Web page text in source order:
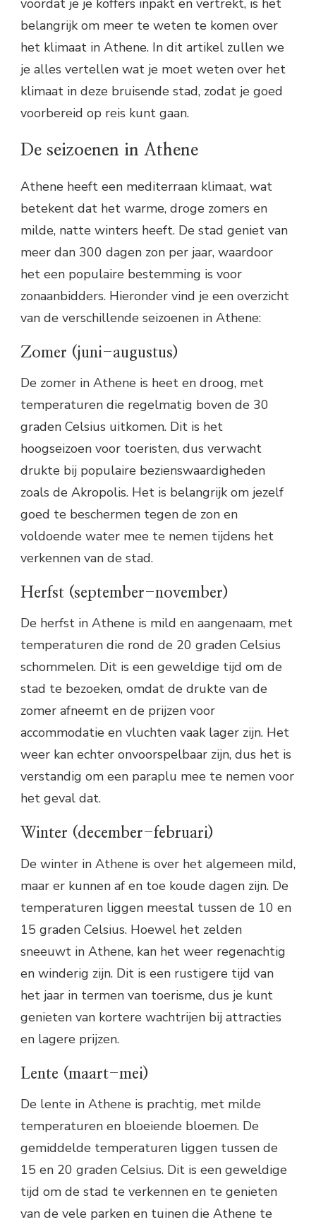
voordat je je koffers inpakt en vertrekt, is het
belangrijk om meer te weten te komen over
het klimaat in Athene. In dit artikel zullen we
je alles vertellen wat je moet weten over het
klimaat in deze bruisende stad, zodat je goed
voorbereid op reis kunt gaan.
De seizoenen in Athene
Athene heeft een mediterraan klimaat, wat
betekent dat het warme, droge zomers en
milde, natte winters heeft. De stad geniet van
meer dan 300 dagen zon per jaar, waardoor
het een populaire bestemming is voor
zonaanbidders. Hieronder vind je een overzicht
van de verschillende seizoenen in Athene:
Zomer (juni-augustus)
De zomer in Athene is heet en droog, met
temperaturen die regelmatig boven de 30
graden Celsius uitkomen. Dit is het
hoogseizoen voor toeristen, dus verwacht
drukte bij populaire bezienswaardigheden
zoals de Akropolis. Het is belangrijk om jezelf
goed te beschermen tegen de zon en
voldoende water mee te nemen tijdens het
verkennen van de stad.
Herfst (september-november)
De herfst in Athene is mild en aangenaam, met
temperaturen die rond de 20 graden Celsius
schommelen. Dit is een geweldige tijd om de
stad te bezoeken, omdat de drukte van de
zomer afneemt en de prijzen voor
accommodatie en vluchten vaak lager zijn. Het
weer kan echter onvoorspelbaar zijn, dus het is
verstandig om een paraplu mee te nemen voor
het geval dat.
Winter (december-februari)
De winter in Athene is over het algemeen mild,
maar er kunnen af en toe koude dagen zijn. De
temperaturen liggen meestal tussen de 10 en
15 graden Celsius. Hoewel het zelden
sneeuwt in Athene, kan het weer regenachtig
en winderig zijn. Dit is een rustigere tijd van
het jaar in termen van toerisme, dus je kunt
genieten van kortere wachtrijen bij attracties
en lagere prijzen.
Lente (maart-mei)
De lente in Athene is prachtig, met milde
temperaturen en bloeiende bloemen. De
gemiddelde temperaturen liggen tussen de
15 en 20 graden Celsius. Dit is een geweldige
tijd om de stad te verkennen en te genieten
van de vele parken en tuinen die Athene te